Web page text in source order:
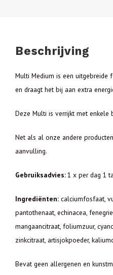
Beschrijving
Multi Medium is een uitgebreide
en draagt het bij aan extra
Deze Multi is verrijkt met enkele
Net als al onze andere
aanvulling.
Gebruiksadvies:1 x per dag 1
Ingrediënten: calciumfosfaat,
pantothenaat, echinacea,
mangaancitraat, foliumzuur,
zinkcitraat, artisjokpoeder,
Bevat geen allergenen en